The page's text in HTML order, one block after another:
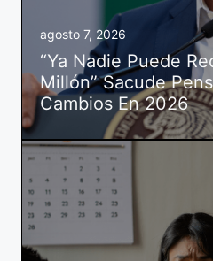
agosto 7, 2026
“Ya Nadie Puede
Millón” Sacude
Cambios En 2026